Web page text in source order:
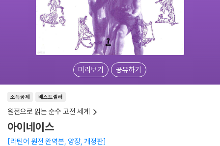
미리보기 공유하기
소득공제 베스트셀러
원전으로 읽는 순수 고전 세계
아이네이스
라틴어 원전 완역본, 양장, 개정판